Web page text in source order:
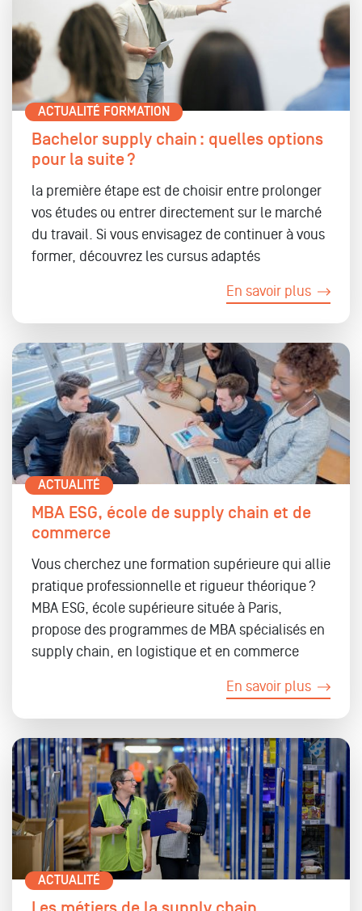
ACTUALITÉ FORMATION
Bachelor supply chain : quelles options
pour la suite ?
la première étape est de choisir entre prolonger
vos études ou entrer directement sur le marché
du travail. Si vous envisagez de continuer à vous
former, découvrez les cursus adaptés
En savoir plus
ACTUALITÉ
MBA ESG, école de supply chain et de
commerce
Vous cherchez une formation supérieure qui allie
pratique professionnelle et rigueur théorique ?
MBA ESG, école supérieure située à Paris,
propose des programmes de MBA spécialisés en
supply chain, en logistique et en commerce
En savoir plus
ACTUALITÉ